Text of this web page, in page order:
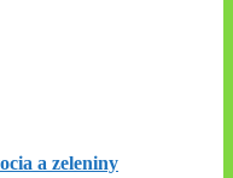
a zeleniny